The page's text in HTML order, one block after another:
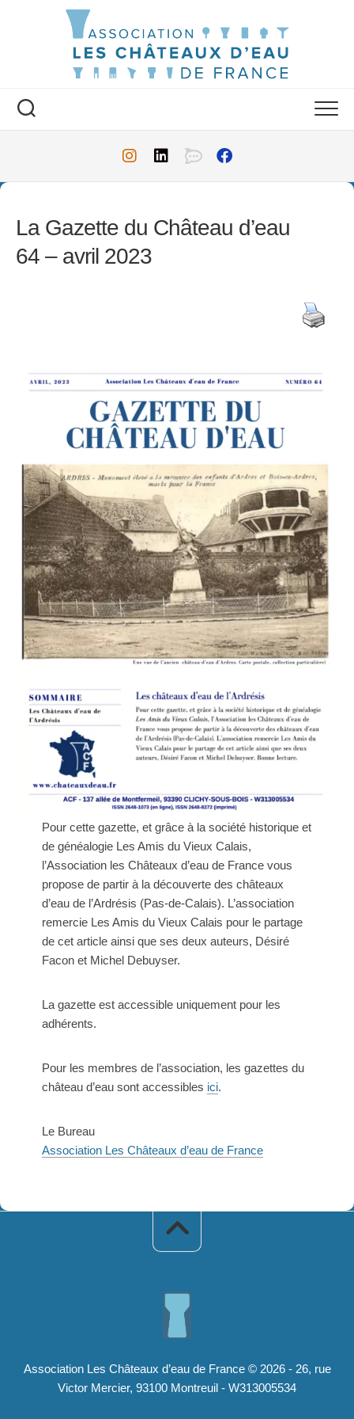
La Gazette du Château d’eau
64 – avril 2023
Pour cette gazette, et grâce à la société historique et
de généalogie Les Amis du Vieux Calais,
l’Association les Châteaux d’eau de France vous
propose de partir à la découverte des châteaux
d’eau de l’Ardrésis (Pas-de-Calais). L’association
remercie Les Amis du Vieux Calais pour le partage
de cet article ainsi que ses deux auteurs, Désiré
Facon et Michel Debuyser.
La gazette est accessible uniquement pour les
adhérents.
Pour les membres de l’association, les gazettes du
château d’eau sont accessibles ici.
Le Bureau
Association Les Châteaux d’eau de France
Association Les Châteaux d’eau de France © 2026 - 26, rue
Victor Mercier, 93100 Montreuil - W313005534